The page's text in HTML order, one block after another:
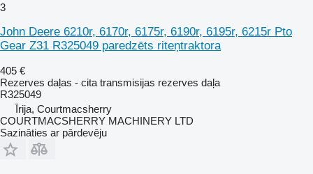
3
John Deere 6210r, 6170r, 6175r, 6190r, 6195r, 6215r Pto
Gear Z31 R325049 paredzēts riteņtraktora
405 €
Rezerves daļas - cita transmisijas rezerves daļa
R325049
Īrija, Courtmacsherry
COURTMACSHERRY MACHINERY LTD
Sazināties ar pārdevēju